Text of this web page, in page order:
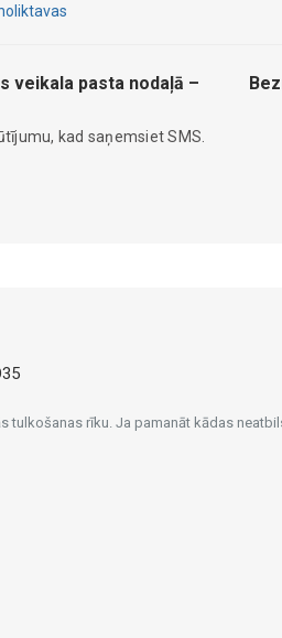
veikala pasta nodaļā –
kad saņemsiet SMS.
rīku. Ja pamanāt kādas